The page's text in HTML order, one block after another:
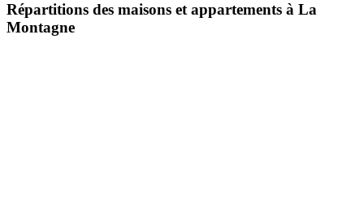
Répartitions des maisons et appartements à La
Montagne